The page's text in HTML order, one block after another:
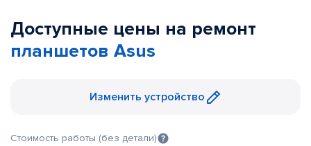
Доступные цены на ремонт
планшетов Asus
Изменить устройство
Стоимость работы (без детали)